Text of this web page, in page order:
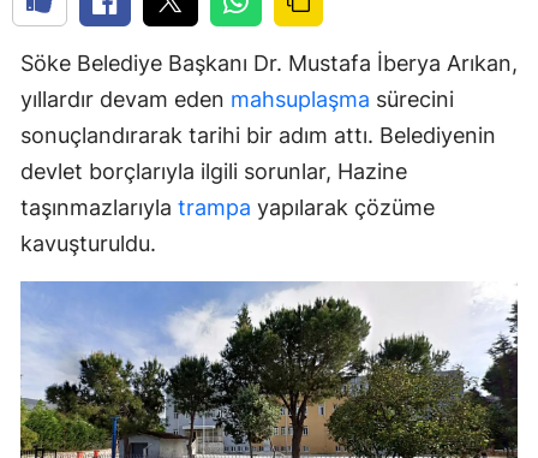
Söke Belediye Başkanı Dr. Mustafa İberya Arıkan,
yıllardır devam eden mahsuplaşma sürecini
sonuçlandırarak tarihi bir adım attı. Belediyenin
devlet borçlarıyla ilgili sorunlar, Hazine
taşınmazlarıyla trampa yapılarak çözüme
kavuşturuldu.